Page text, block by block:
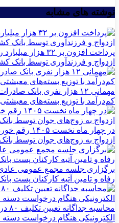
نوشته های مشابه
پرداخت افزون بر
ازدواج و فرزندآوری توسط بانک
مهمانی ۱۲ هزار نفری بانک
کم‌درآمد با توزیع بسته‌های معیشتی
ازدواج به زوج‌های جوان توسط
رفاه و تامین آتیه کارکنان پست
الکترونیکی هنگام درخواست